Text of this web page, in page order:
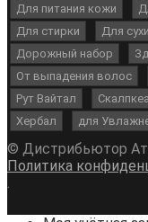
Для питания кожи
Для стирки
Для
Дорожный набор
От выпадения волос
Рут Вайтал
Хербал
для
© Дистрибьютор
Политика
.